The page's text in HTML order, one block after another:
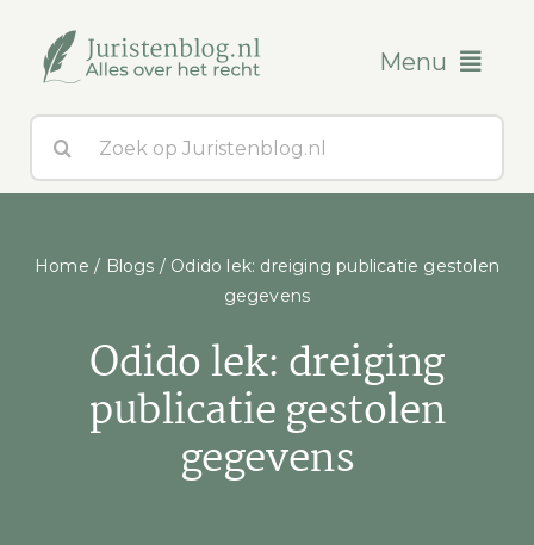
inhoud
Menu
Blogs
naar:
Home / Blogs / Odido lek: dreiging publicatie gestolen
gegevens
Odido lek: dreiging
publicatie gestolen
gegevens